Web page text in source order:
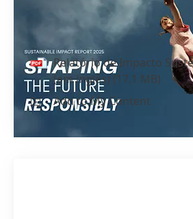
Relatório de Impacto
2025(em inglês)
Relatório de Impacto
(em inglês)(17,1 MB)
Add to My Content